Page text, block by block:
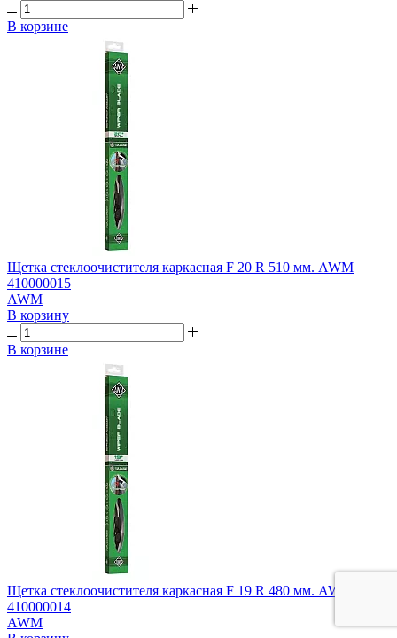
В корзине
Щетка стеклоочистителя каркасная F 20 R 510 мм. AWM
410000015
AWM
В корзину
В корзине
Щетка стеклоочистителя каркасная F 19 R 480 мм. AWM
410000014
AWM